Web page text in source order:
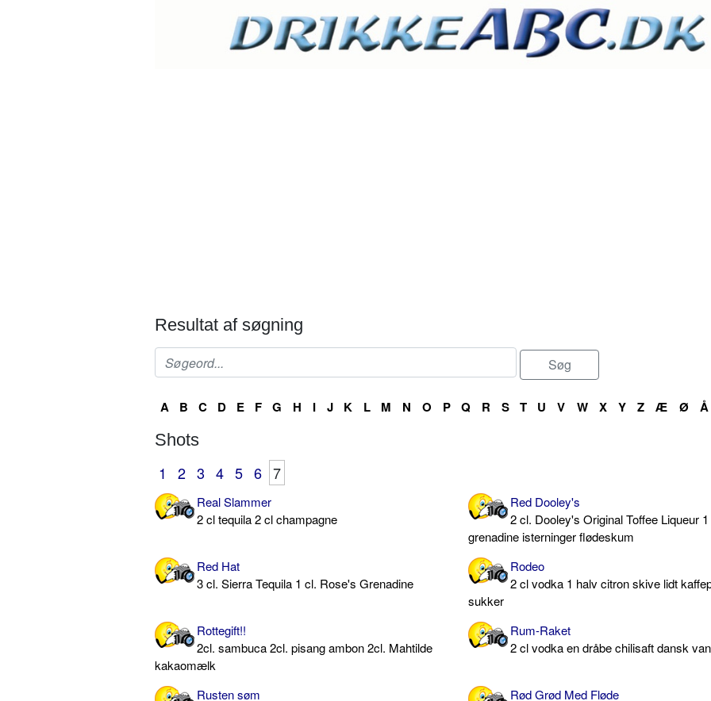
Resultat af søgning
A B C D E F G H I J K L M N O P Q R S T U V W X Y Z Æ Ø Å
Shots
1 2 3 4 5 6 7
Real Slammer
2 cl tequila 2 cl champagne
Red Dooley's
2 cl. Dooley's Original Toffee Liqueur
grenadine isterninger flødeskum
Red Hat
3 cl. Sierra Tequila 1 cl. Rose's Grenadine
Rodeo
2 cl vodka 1 halv citron skive lidt
sukker
Rottegift!!
2cl. sambuca 2cl. pisang ambon 2cl. Mahtilde
kakaomælk
Rum-Raket
2 cl vodka en dråbe chilisaft dansk
Rusten søm
Rød Grød Med Fløde